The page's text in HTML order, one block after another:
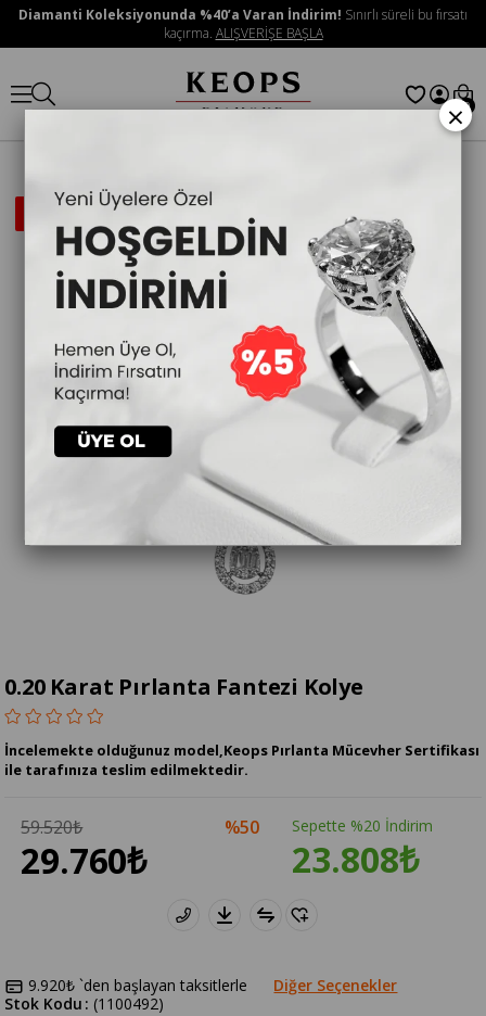
Diamanti Koleksiyonunda %40’a Varan İndirim! Sınırlı süreli bu fırsatı
kaçırma. ALIŞVERİŞE BAŞLA
0
İNDIRIMLI
0.20 Karat Pırlanta Fantezi Kolye
İncelemekte olduğunuz model,Keops Pırlanta Mücevher Sertifikası
ile tarafınıza teslim edilmektedir.
59.520₺
29.760₺
50 Sepette %20 İndirim
23.808₺
9.920₺ `den başlayan taksitlerle
Diğer Seçenekler
(1100492)
Stok Kodu
×